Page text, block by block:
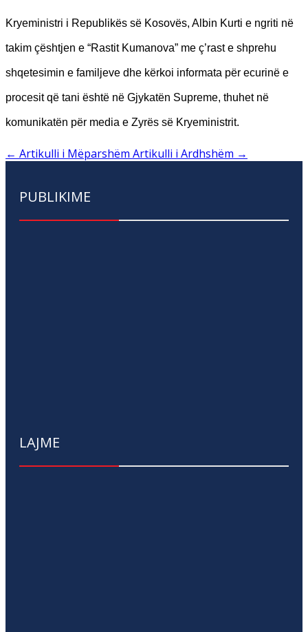
Kryeministri i Republikës së Kosovës, Albin Kurti e ngriti në
takim çështjen e “Rastit Kumanova” me ç’rast e shprehu
shqetesimin e familjeve dhe kërkoi informata për ecurinë e
procesit që tani është në Gjykatën Supreme, thuhet në
komunikatën për media e Zyrës së Kryeministrit.
← Artikulli i Mëparshëm Artikulli i Ardhshëm →
PUBLIKIME
LAJME